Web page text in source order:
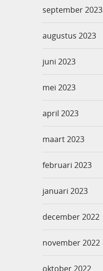
september 2023
augustus 2023
juni 2023
mei 2023
april 2023
maart 2023
februari 2023
januari 2023
december 2022
november 2022
oktober 2022